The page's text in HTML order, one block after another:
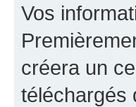
Vos
créera un
téléchargés